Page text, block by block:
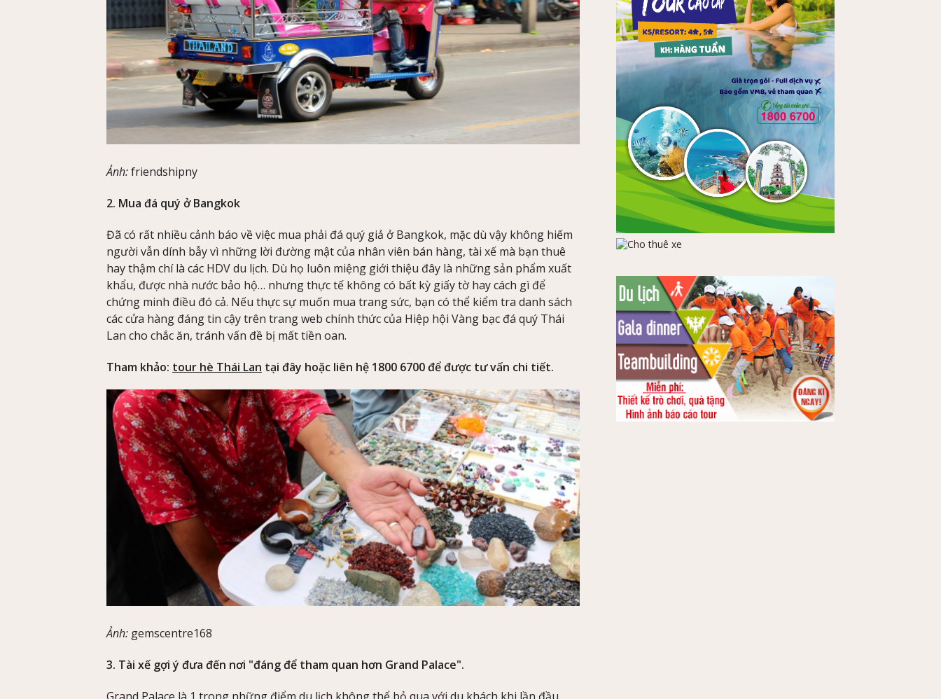
Ảnh:friendshipny
2. Mua đá quý ở Bangkok
Đã có rất nhiều cảnh báo về việc mua phải đá quý giả ở Bangkok, mặc dù vậy không hiếm
người vẫn dính bẫy vì những lời đường mật của nhân viên bán hàng, tài xế mà bạn thuê
hay thậm chí là các HDV du lịch. Dù họ luôn miệng giới thiệu đây là những sản phẩm xuất
khẩu, được nhà nước bảo hộ… nhưng thực tế không có bất kỳ giấy tờ hay cách gì để
chứng minh điều đó cả. Nếu thực sự muốn mua trang sức, bạn có thể kiểm tra danh sách
các cửa hàng đáng tin cậy trên trang web chính thức của Hiệp hội Vàng bạc đá quý Thái
Lan cho chắc ăn, tránh vấn đề bị mất tiền oan.
Tham khảo: tour hè Thái Lan tại đây hoặc liên hệ 1800 6700 để được tư vấn chi tiết.
Ảnh: gemscentre168
3. Tài xế gợi ý đưa đến nơi "đáng để tham quan hơn Grand Palace".